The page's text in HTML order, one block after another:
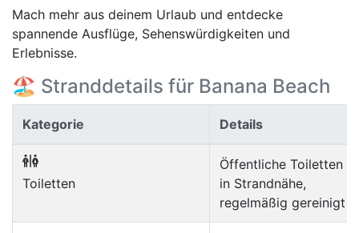
Mach mehr aus deinem Urlaub und entdecke
spannende Ausflüge, Sehenswürdigkeiten und
Erlebnisse.
🏖️ Stranddetails für Banana Beach
Kategorie Details
Toiletten
Öffentliche Toiletten
in Strandnähe,
regelmäßig gereinigt